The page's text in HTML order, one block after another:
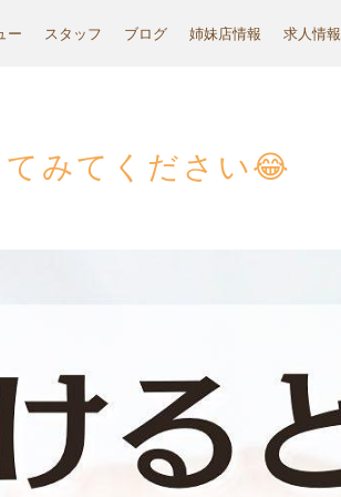
ー スタッフ ブログ 姉妹店情報 求人情報
みてください😂